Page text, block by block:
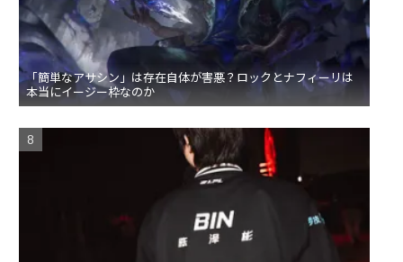
「簡単なアサシン」は存在自体が害悪？ロックとナフィーリは
本当にイージー枠なのか